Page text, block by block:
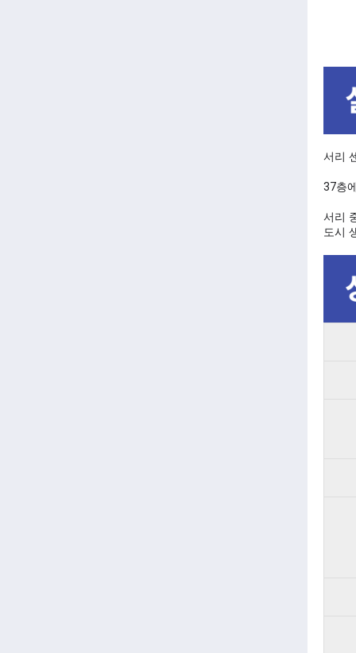
서리
37층
서리
도시